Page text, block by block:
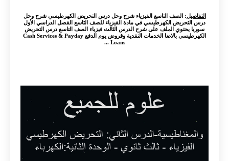
التفاصيل: الصف التاسع الفيزياء شرح وحل درس التحريض الكهرطيسي شرح وحل
درس التحريض الكهرطيسي في مادة الفيزياء للصف التاسع الفصل الدراسي الأول
سوريا يحتوي الملف على شرح الدرس الثالث فيزياء الصف التاسع درس التحريض
الكهرطيسي بالاضا الخدمات النقدية وقروض يوم الدفع Cash Services & Payday
Loans ...